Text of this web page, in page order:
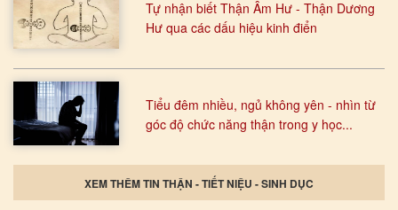
Tự nhận biết Thận Âm Hư - Thận Dương
Hư qua các dấu hiệu kinh điển
Tiểu đêm nhiều, ngủ không yên - nhìn từ
góc độ chức năng thận trong y học...
XEM THÊM TIN THẬN - TIẾT NIỆU - SINH DỤC